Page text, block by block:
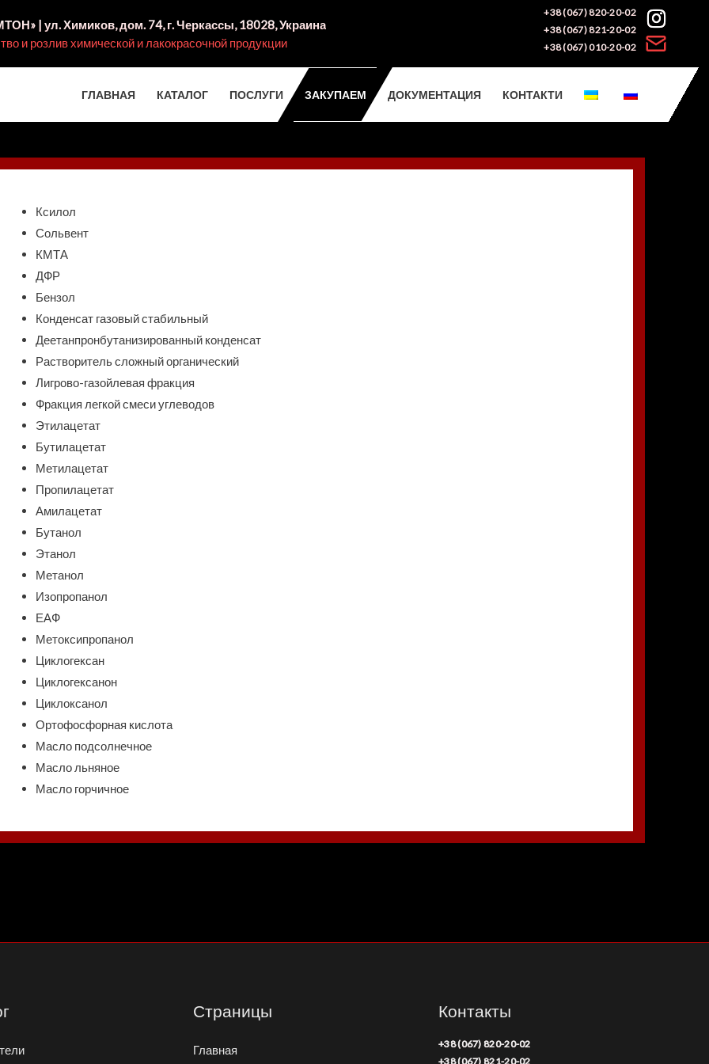
| ул. Химиков, дом. 74, г. Черкассы, 18028, Украина
и розлив химической и лакокрасочной продукции
+38 (067) 820-20-02
+38 (067) 821-20-02
+38 (067) 010-20-02
ГЛАВНАЯ КАТАЛОГ ПОСЛУГИ ЗАКУПАЕМ ДОКУМЕНТАЦИЯ КОНТАКТИ
Закупаем
Ксилол
Сольвент
КМТА
ДФР
Бензол
Конденсат газовый стабильный
Деетанпронбутанизированный конденсат
Растворитель сложный органический
Лигрово-газойлевая фракция
Фракция легкой смеси углеводов
Этилацетат
Бутилацетат
Метилацетат
Пропилацетат
Амилацетат
Бутанол
Этанол
Метанол
Изопропанол
ЕАФ
Метоксипропанол
Циклогексан
Циклогексанон
Циклоксанол
Ортофосфорная кислота
Масло подсолнечное
Масло льняное
Масло горчичное
Страницы
Главная
Контакты
+38 (067) 820-20-02
+38 (067) 821-20-02